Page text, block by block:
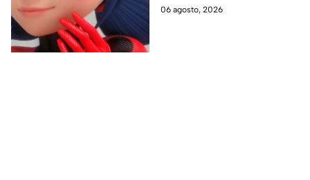
perfecto para guardar tus
06 agosto, 2026